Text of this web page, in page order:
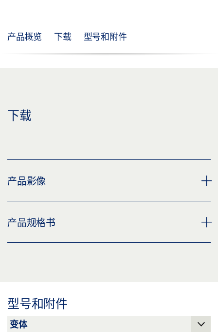
产品概览 下载 型号和附件
下载
产品影像
用于窗扇支架欧盟规范槽口的附加钻具
产品规格书
型号和附件